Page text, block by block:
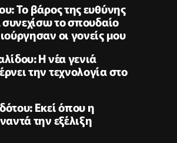
Το βάρος της ευθύνης
συνεχίσω το σπουδαίο
οι γονείς μου
Η νέα γενιά
την τεχνολογία στο
Εκεί όπου η
την εξέλιξη